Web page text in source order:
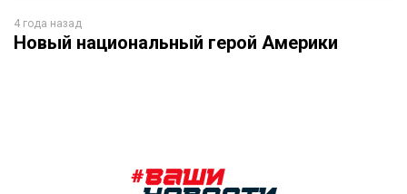
4 года назад
Новый национальный герой Америки